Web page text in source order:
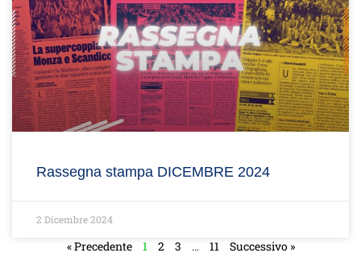
Rassegna stampa DICEMBRE 2024
2 Dicembre 2024
« Precedente 1 2 3 … 11 Successivo »